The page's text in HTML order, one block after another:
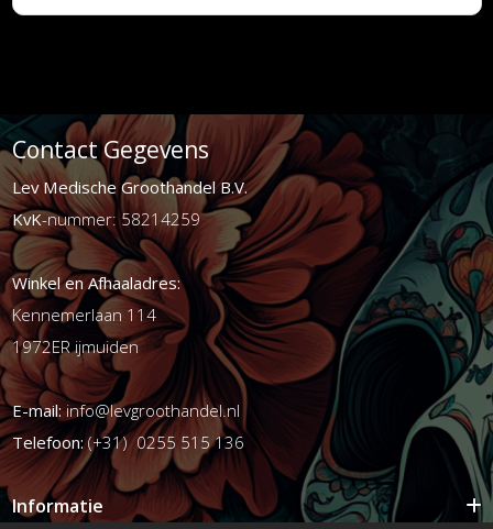
Contact Gegevens
Lev Medische Groothandel B.V.
KvK-nummer: 58214259
Winkel en Afhaaladres:
Kennemerlaan 114
1972ER ijmuiden
E-mail:info@levgroothandel.nl
Telefoon:(+31) 0255 515 136
Informatie